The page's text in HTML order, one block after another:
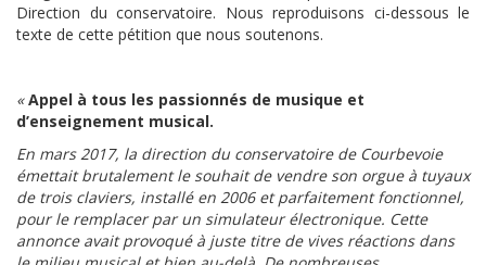
Direction du conservatoire. Nous reproduisons ci-dessous le
texte de cette pétition que nous soutenons.
«Appel à tous les passionnés de musique et
d’enseignement musical.
En mars 2017, la direction du conservatoire de Courbevoie
émettait brutalement le souhait de vendre son orgue à tuyaux
de trois claviers, installé en 2006 et parfaitement fonctionnel,
pour le remplacer par un simulateur électronique. Cette
annonce avait provoqué à juste titre de vives réactions dans